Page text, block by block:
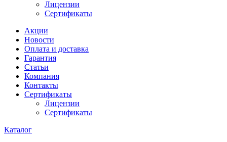
Лицензии
Сертификаты
Акции
Новости
Оплата и доставка
Гарантия
Статьи
Компания
Контакты
Сертификаты
Лицензии
Сертификаты
Каталог